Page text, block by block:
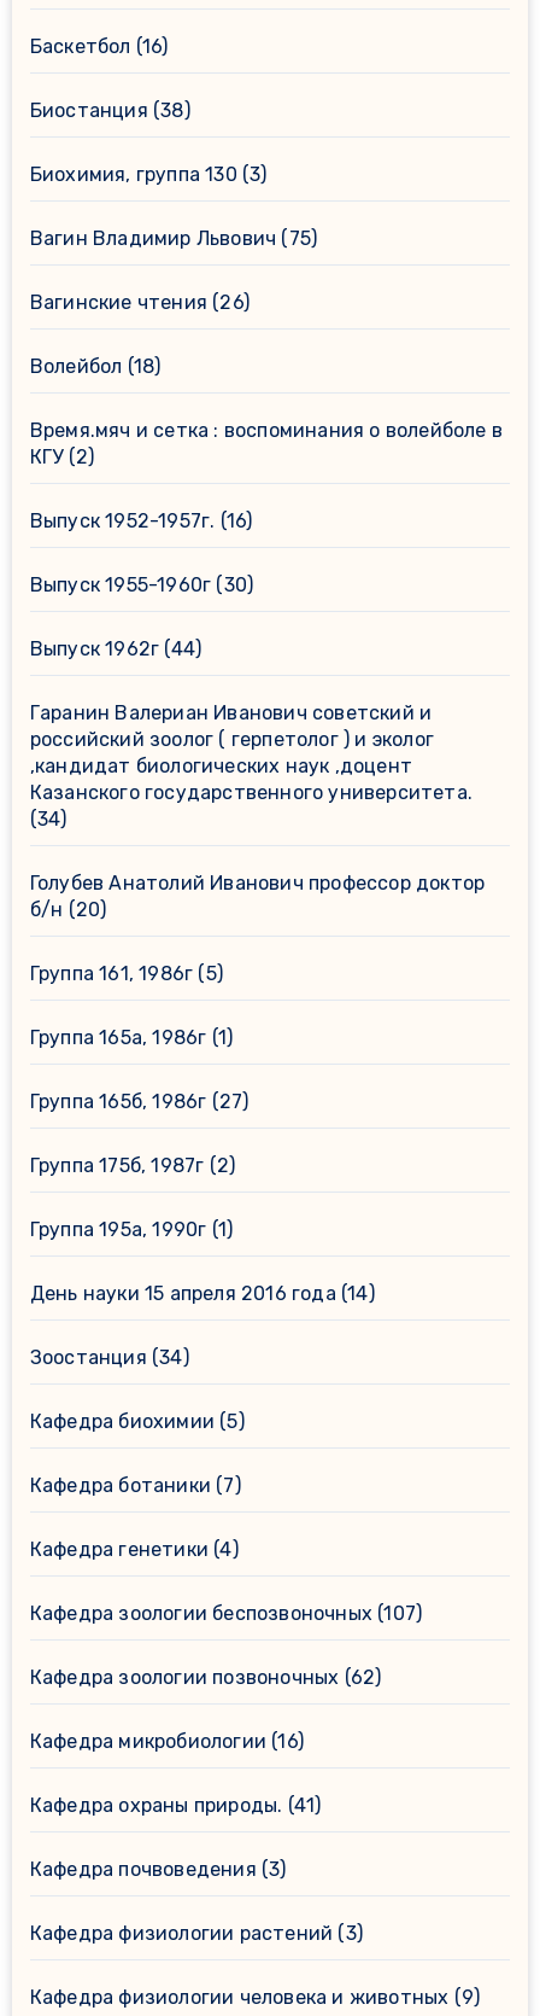
Баскетбол (16)
Биостанция (38)
Биохимия, группа 130 (3)
Вагин Владимир Львович (75)
Вагинские чтения (26)
Волейбол (18)
Время.мяч и сетка : воспоминания о волейболе в
КГУ(2)
Выпуск 1952-1957г. (16)
Выпуск 1955-1960г (30)
Выпуск 1962г (44)
Гаранин Валериан Иванович советский и
российский зоолог ( герпетолог ) и эколог
,кандидат биологических наук ,доцент
Казанского государственного университета.
(34)
Голубев Анатолий Иванович профессор доктор
б/н (20)
Группа 161, 1986г (5)
Группа 165а, 1986г (1)
Группа 165б, 1986г (27)
Группа 175б, 1987г (2)
Группа 195а, 1990г (1)
День науки 15 апреля 2016 года (14)
Зоостанция (34)
Кафедра биохимии (5)
Кафедра ботаники (7)
Кафедра генетики (4)
Кафедра зоологии беспозвоночных (107)
Кафедра зоологии позвоночных (62)
Кафедра микробиологии (16)
Кафедра охраны природы. (41)
Кафедра почвоведения (3)
Кафедра физиологии растений (3)
Кафедра физиологии человека и животных (9)